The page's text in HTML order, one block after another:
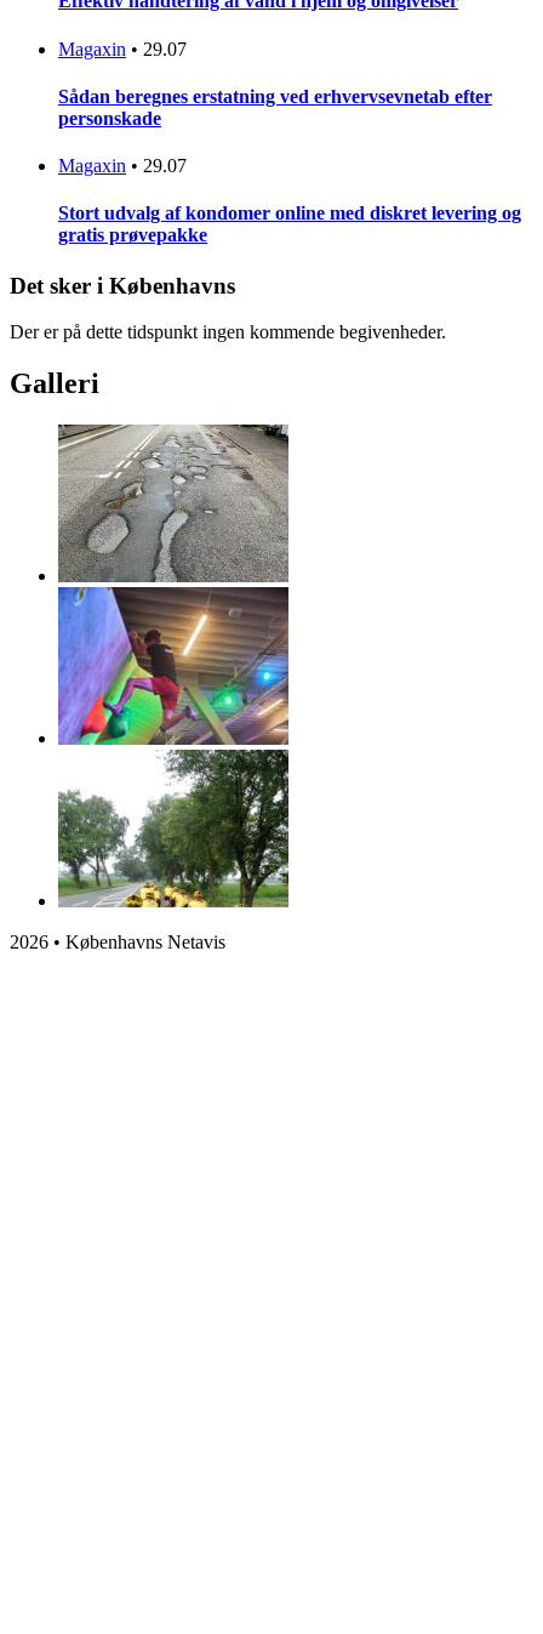
Magaxin • 29.07
Sådan beregnes erstatning ved erhvervsevnetab efter
personskade
Magaxin • 29.07
Stort udvalg af kondomer online med diskret levering og
gratis prøvepakke
Det sker i Københavns
Der er på dette tidspunkt ingen kommende begivenheder.
Galleri
2026 • Københavns Netavis